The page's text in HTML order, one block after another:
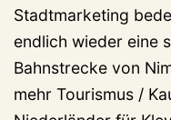
Stadtmarketing
endlich wieder eine
Bahnstrecke von
mehr Tourismus /